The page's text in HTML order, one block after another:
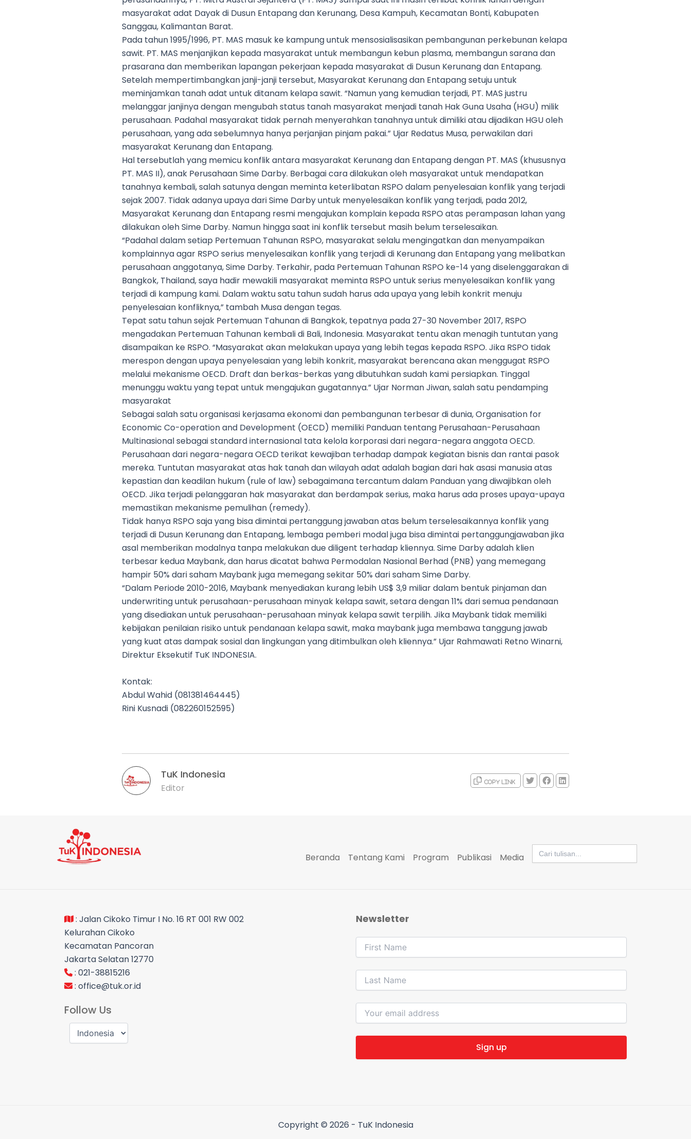
masyarakat adat Dayak di Dusun Entapang dan Kerunang, Desa Kampuh, Kecamatan Bonti, Kabupaten
Sanggau, Kalimantan Barat.
Pada tahun 1995/1996, PT. MAS masuk ke kampung untuk mensosialisasikan pembangunan perkebunan kelapa
sawit. PT. MAS menjanjikan kepada masyarakat untuk membangun kebun plasma, membangun sarana dan
prasarana dan memberikan lapangan pekerjaan kepada masyarakat di Dusun Kerunang dan Entapang.
Setelah mempertimbangkan janji-janji tersebut, Masyarakat Kerunang dan Entapang setuju untuk
meminjamkan tanah adat untuk ditanam kelapa sawit. “Namun yang kemudian terjadi, PT. MAS justru
melanggar janjinya dengan mengubah status tanah masyarakat menjadi tanah Hak Guna Usaha (HGU) milik
perusahaan. Padahal masyarakat tidak pernah menyerahkan tanahnya untuk dimiliki atau dijadikan HGU oleh
perusahaan, yang ada sebelumnya hanya perjanjian pinjam pakai.” Ujar Redatus Musa, perwakilan dari
masyarakat Kerunang dan Entapang.
Hal tersebutlah yang memicu konflik antara masyarakat Kerunang dan Entapang dengan PT. MAS (khususnya
PT. MAS II), anak Perusahaan Sime Darby. Berbagai cara dilakukan oleh masyarakat untuk mendapatkan
tanahnya kembali, salah satunya dengan meminta keterlibatan RSPO dalam penyelesaian konflik yang terjadi
sejak 2007. Tidak adanya upaya dari Sime Darby untuk menyelesaikan konflik yang terjadi, pada 2012,
Masyarakat Kerunang dan Entapang resmi mengajukan komplain kepada RSPO atas perampasan lahan yang
dilakukan oleh Sime Darby. Namun hingga saat ini konflik tersebut masih belum terselesaikan.
“Padahal dalam setiap Pertemuan Tahunan RSPO, masyarakat selalu mengingatkan dan menyampaikan
komplainnya agar RSPO serius menyelesaikan konflik yang terjadi di Kerunang dan Entapang yang melibatkan
perusahaan anggotanya, Sime Darby. Terkahir, pada Pertemuan Tahunan RSPO ke-14 yang diselenggarakan di
Bangkok, Thailand, saya hadir mewakili masyarakat meminta RSPO untuk serius menyelesaikan konflik yang
terjadi di kampung kami. Dalam waktu satu tahun sudah harus ada upaya yang lebih konkrit menuju
penyelesaian konfliknya,” tambah Musa dengan tegas.
Tepat satu tahun sejak Pertemuan Tahunan di Bangkok, tepatnya pada 27-30 November 2017, RSPO
mengadakan Pertemuan Tahunan kembali di Bali, Indonesia. Masyarakat tentu akan menagih tuntutan yang
disampaikan ke RSPO. “Masyarakat akan melakukan upaya yang lebih tegas kepada RSPO. Jika RSPO tidak
merespon dengan upaya penyelesaian yang lebih konkrit, masyarakat berencana akan menggugat RSPO
melalui mekanisme OECD. Draft dan berkas-berkas yang dibutuhkan sudah kami persiapkan. Tinggal
menunggu waktu yang tepat untuk mengajukan gugatannya.” Ujar Norman Jiwan, salah satu pendamping
masyarakat
Sebagai salah satu organisasi kerjasama ekonomi dan pembangunan terbesar di dunia, Organisation for
Economic Co-operation and Development (OECD) memiliki Panduan tentang Perusahaan-Perusahaan
Multinasional sebagai standard internasional tata kelola korporasi dari negara-negara anggota OECD.
Perusahaan dari negara-negara OECD terikat kewajiban terhadap dampak kegiatan bisnis dan rantai pasok
mereka. Tuntutan masyarakat atas hak tanah dan wilayah adat adalah bagian dari hak asasi manusia atas
kepastian dan keadilan hukum (rule of law) sebagaimana tercantum dalam Panduan yang diwajibkan oleh
OECD. Jika terjadi pelanggaran hak masyarakat dan berdampak serius, maka harus ada proses upaya-upaya
memastikan mekanisme pemulihan (remedy).
Tidak hanya RSPO saja yang bisa dimintai pertanggung jawaban atas belum terselesaikannya konflik yang
terjadi di Dusun Kerunang dan Entapang, lembaga pemberi modal juga bisa dimintai pertanggungjawaban jika
asal memberikan modalnya tanpa melakukan due diligent terhadap kliennya. Sime Darby adalah klien
terbesar kedua Maybank, dan harus dicatat bahwa Permodalan Nasional Berhad (PNB) yang memegang
hampir 50% dari saham Maybank juga memegang sekitar 50% dari saham Sime Darby.
“Dalam Periode 2010-2016, Maybank menyediakan kurang lebih US$ 3,9 miliar dalam bentuk pinjaman dan
underwriting untuk perusahaan-perusahaan minyak kelapa sawit, setara dengan 11% dari semua pendanaan
yang disediakan untuk perusahaan-perusahaan minyak kelapa sawit terpilih. Jika Maybank tidak memiliki
kebijakan penilaian risiko untuk pendanaan kelapa sawit, maka maybank juga membawa tanggung jawab
yang kuat atas dampak sosial dan lingkungan yang ditimbulkan oleh kliennya.” Ujar Rahmawati Retno Winarni,
Direktur Eksekutif TuK INDONESIA.
Kontak:
Abdul Wahid (081381464445)
Rini Kusnadi (082260152595)
TuK Indonesia
Editor
Copy link
Beranda Tentang Kami Program Publikasi Media
Search
for:
: Jalan Cikoko Timur I No. 16 RT 001 RW 002
Kelurahan Cikoko
Kecamatan Pancoran
Jakarta Selatan 12770
: 021-38815216
: office@tuk.or.id
Follow Us
Newsletter
Copyright © 2026 - TuK Indonesia